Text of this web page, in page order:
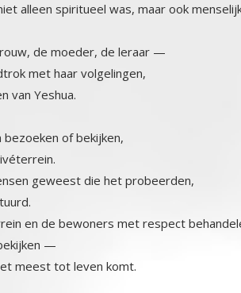
alleen spiritueel was, maar ook
de moeder, de leraar —
met haar volgelingen,
van Yeshua.
of bekijken,
geweest die het probeerden,
en de bewoners met respect
—
meest tot leven komt.